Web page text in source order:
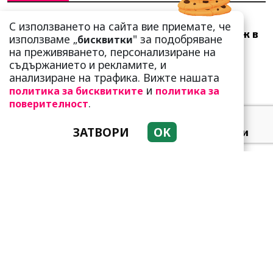
Много скоро! Тези три
зодии ще получат „нож в
гърба“ (Ще бъдат
предаде...
Добре е да знаете! Тези
три зодии умеят да
С използването на сайта вие приемате, че
използваме „бисквитки" за подобряване
на преживяването, персонализиране на
съдържанието и рекламите, и
анализиране на трафика. Вижте нашата
политика за бисквитките и политика за
поверителност.
ЗАТВОРИ OK